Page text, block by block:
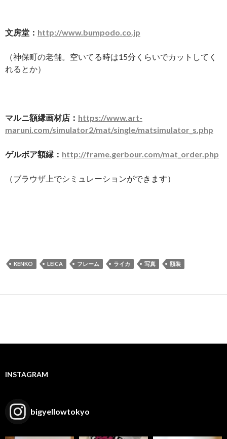
文房堂： http://www.bumpodo.co.jp
（神保町の老舗。空いてる時は15分くらいでカットしてく
れるとか）
マルニ額縁画材店： https://www.art-
maruni.com/simulator2/mat/single/matsimulator_s.php
ゲルボア額縁： http://frame.gerbour.com/mat_order.php
（ブラウザ上でシミュレーションができます）
KENKO LEICA フレーム ライカ 写真 額装
INSTAGRAM
bigyellowtokyo